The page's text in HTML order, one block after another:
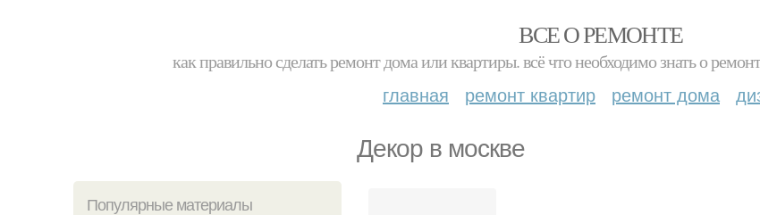
ВСЕ О РЕМОНТЕ
как правильно сделать ремонт дома или квартиры. всё что необходимо знать о
главная ремонт квартир ремонт дома
Декор в москве
Популярные материалы